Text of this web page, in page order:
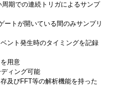
期での連続トリガによるサンプ
ートが開いている間のみサンプリ
ント発生時のタイミングを記録
用意
ィング可能
及びFFT等の解析機能を持った